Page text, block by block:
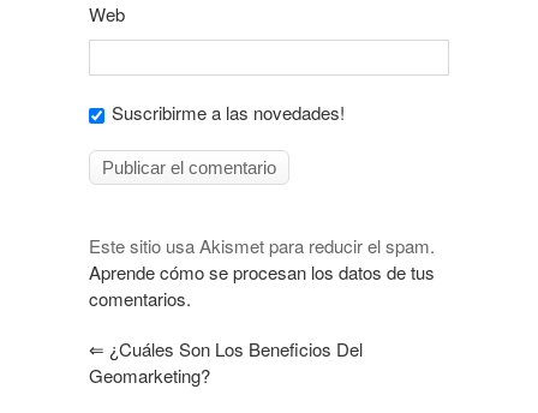
Web
Suscribirme a las novedades!
Este sitio usa Akismet para reducir el spam.
Aprende cómo se procesan los datos de tus
comentarios.
⇐ ¿Cuáles Son Los Beneficios Del
Geomarketing?